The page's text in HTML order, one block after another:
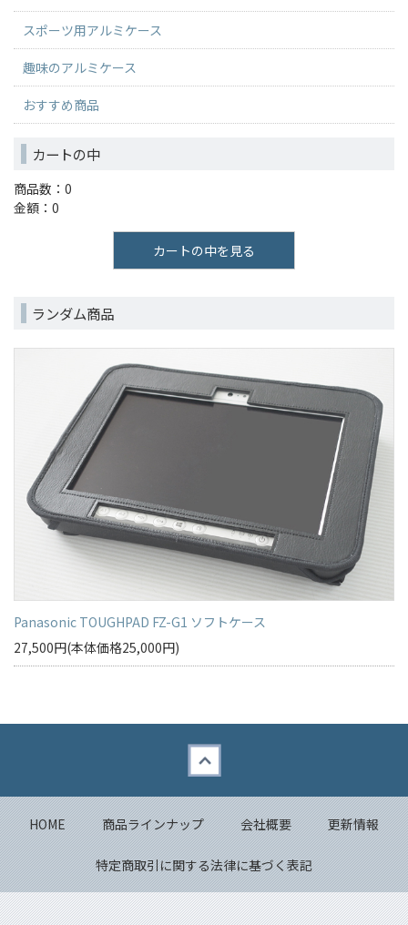
スポーツ用アルミケース
趣味のアルミケース
おすすめ商品
カートの中
商品数：0
金額：0
カートの中を見る
ランダム商品
Panasonic TOUGHPAD FZ-G1 ソフトケース
27,500円(本体価格25,000円)
HOME 商品ラインナップ 会社概要 更新情報
特定商取引に関する法律に基づく表記
Back to top